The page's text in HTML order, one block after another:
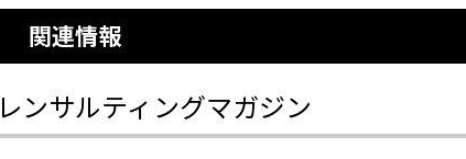
関連情報
レンサルティングマガジン